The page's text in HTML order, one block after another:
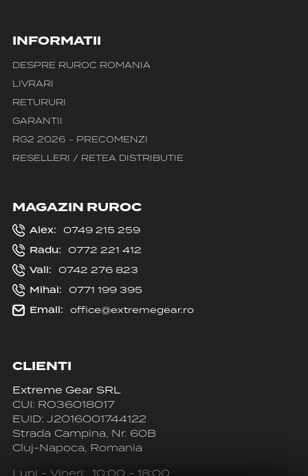
INFORMATII
DESPRE RUROC ROMANIA
LIVRARI
RETURURI
GARANTII
RG2 2026 - PRECOMENZI
RESELLERI / RETEA DISTRIBUTIE
MAGAZIN RUROC
Alex:
0749 215 259
Radu:
0772 221 412
Vali:
0742 276 823
Mihai:
0771 199 395
Email:
office@extremegear.ro
CLIENTI
Extreme Gear SRL
CUI: RO36018017
EUID: J2016001744122
Strada Campina, Nr. 60B
Cluj-Napoca, Romania
Luni - Vineri: 10:00 - 18:00